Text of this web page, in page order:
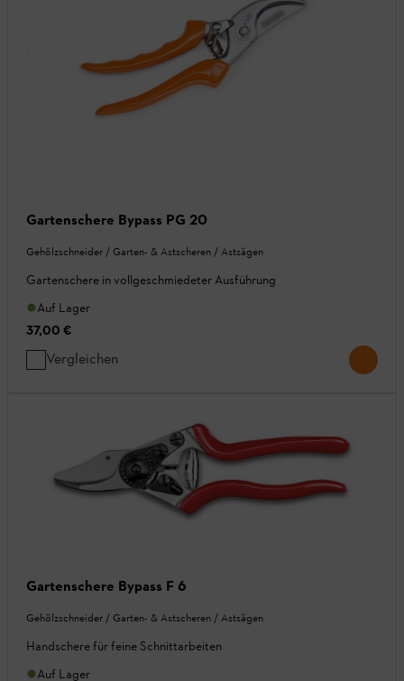
Gartenschere Bypass PG 20
Gehölzschneider / Garten- & Astscheren / Astsägen
Gartenschere in vollgeschmiedeter Ausführung
Auf Lager
37,00 €
Vergleichen
Gartenschere Bypass F 6
Gehölzschneider / Garten- & Astscheren / Astsägen
Handschere für feine Schnittarbeiten
Auf Lager